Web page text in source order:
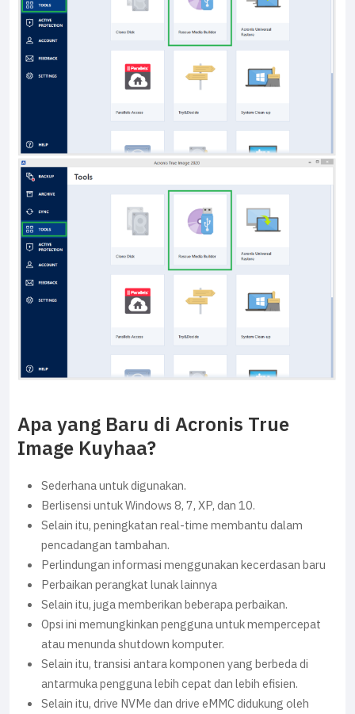
Apa yang Baru di Acronis True
Image Kuyhaa?
Sederhana untuk digunakan.
Berlisensi untuk Windows 8, 7, XP, dan 10.
Selain itu, peningkatan real-time membantu dalam
pencadangan tambahan.
Perlindungan informasi menggunakan kecerdasan baru
Perbaikan perangkat lunak lainnya
Selain itu, juga memberikan beberapa perbaikan.
Opsi ini memungkinkan pengguna untuk mempercepat
atau menunda shutdown komputer.
Selain itu, transisi antara komponen yang berbeda di
antarmuka pengguna lebih cepat dan lebih efisien.
Selain itu, drive NVMe dan drive eMMC didukung oleh